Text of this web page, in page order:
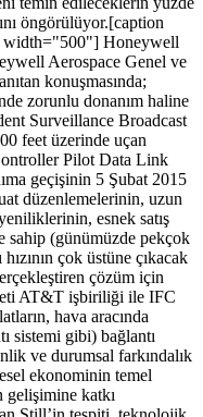
öngörülüyor.[caption
Honeywell
Aerospace Genel ve
konuşmasında;
zorunlu donanım haline
Surveillance Broadcast
feet üzerinde uçan
Pilot Data Link
geçişinin 5 Şubat 2015
düzenlemelerinin, uzun
esnek satış
sahip (günümüzde pekçok
çok üstüne çıkacak
çözüm için
AT&T işbiriliği ile IFC
hava aracında
sistemi gibi) bağlantı
ve durumsal farkındalık
ekonominin temel
gelişimine katkı